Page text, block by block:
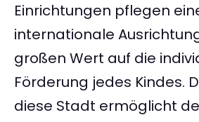
Einrichtungen pflegen
internationale
großen Wert auf die
Förderung jedes Kindes.
diese Stadt ermöglicht